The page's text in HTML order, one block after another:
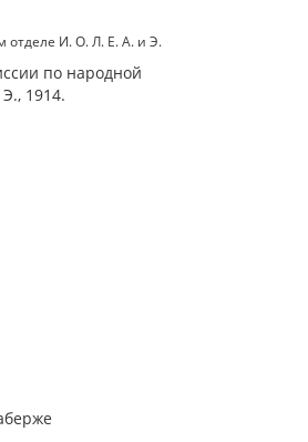
отделе И. О. Л. Е. А. и Э.
по народной
1914.